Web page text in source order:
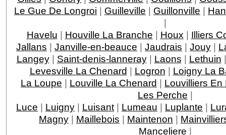
Le Gue De Longroi | Guilleville | Guillonville |
|
Havelu | Houville La Branche | Houx | Illiers
Jallans | Janville-en-beauce | Jaudrais | Jouy |
Langey| Saint-denis-lanneray| Laons | Lethuin
Levesville La Chenard | Logron | Loigny La
La Loupe | Louville La Chenard | Louvilliers En
Les Perche |
Luce | Luigny | Luisant | Lumeau | Luplante |
Magny | Maillebois | Maintenon |
Manceliere |